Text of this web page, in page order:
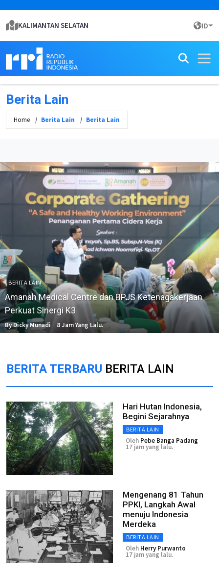
KALIMANTAN SELATAN ID
Berita Lain
Home Berita Lain Berita Lain
BERITA LAIN
Amanah Medical Centre dan BPJS Ketenagakerjaan
Perkuat Sinergi K3
By Dicky Munadi 8 Jam Yang Lalu.
BERITA TERBARU BERITA LAIN
Hari Hutan Indonesia,
Begini Sejarahnya
BERITA LAIN
Oleh Pebe Banga Padang
17 jam yang lalu.
Mengenang 81 Tahun
PPKI, Langkah Awal
menuju Indonesia
Merdeka
BERITA LAIN
Oleh Herry Purwanto
17 jam yang lalu.